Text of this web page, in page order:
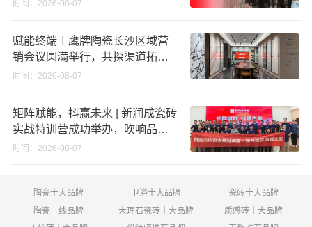
时间：2026-08-07
赋能终端︱鹰牌陶瓷长沙区域营
销会议圆满举行，共探渠道拓展
与门店升级新路径
时间：2026-08-07
矩阵赋能，抖赢未来 | 新润成瓷砖
实战特训营成功举办，吹响品牌
秋季营销冲锋号！
时间：2026-08-07
陶瓷十大品牌 卫浴十大品牌
瓷砖十大品牌
陶瓷一线品牌
大理石瓷砖十大品牌
质感砖十大品牌